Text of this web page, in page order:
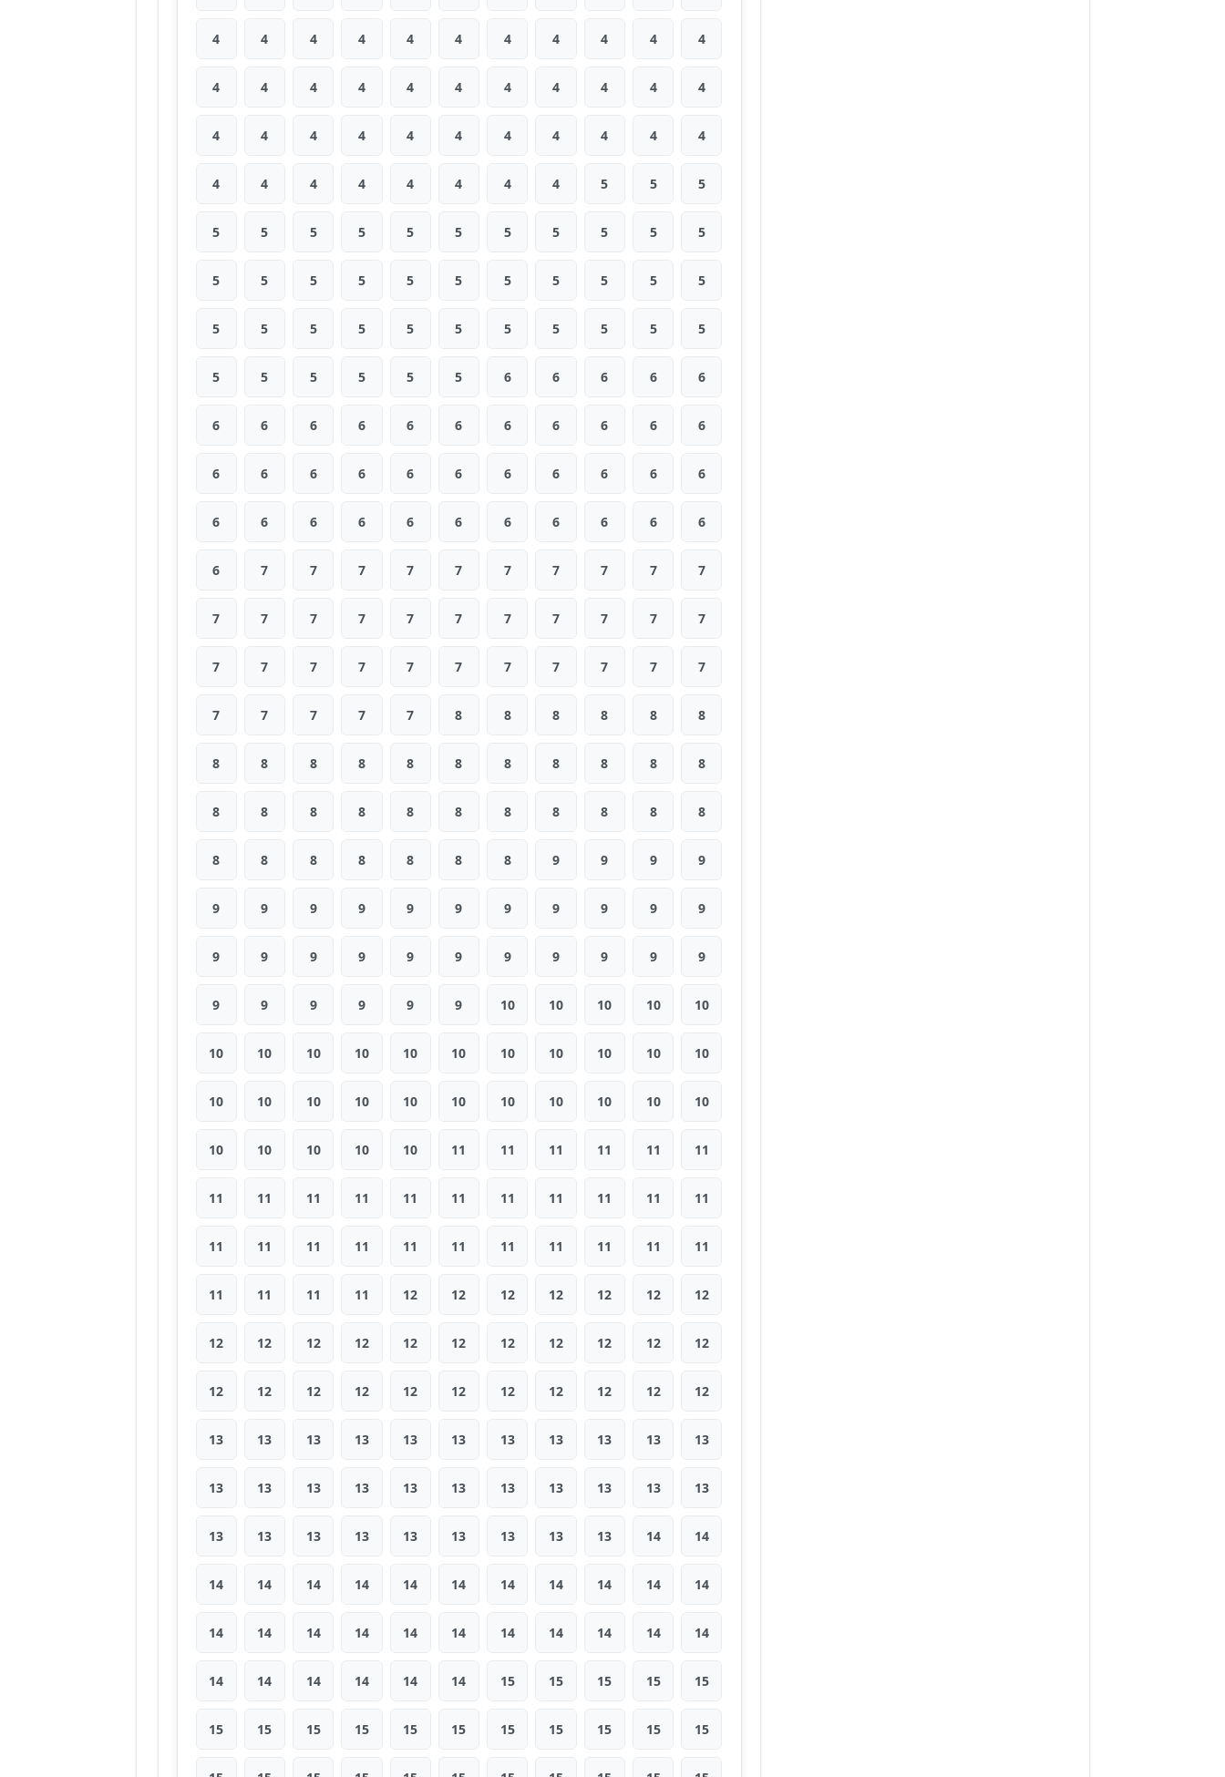
4 4 4 4 4 4 4 4 4 4 4
4 4 4 4 4 4 4 4 4 4 4
4 4 4 4 4 4 4 4 4 4 4
4 4 4 4 4 4 4 4 5 5 5
5 5 5 5 5 5 5 5 5 5 5
5 5 5 5 5 5 5 5 5 5 5
5 5 5 5 5 5 5 5 5 5 5
5 5 5 5 5 5 6 6 6 6 6
6 6 6 6 6 6 6 6 6 6 6
6 6 6 6 6 6 6 6 6 6 6
6 6 6 6 6 6 6 6 6 6 6
6 7 7 7 7 7 7 7 7 7 7
7 7 7 7 7 7 7 7 7 7 7
7 7 7 7 7 7 7 7 7 7 7
7 7 7 7 7 8 8 8 8 8 8
8 8 8 8 8 8 8 8 8 8 8
8 8 8 8 8 8 8 8 8 8 8
8 8 8 8 8 8 8 9 9 9 9
9 9 9 9 9 9 9 9 9 9 9
9 9 9 9 9 9 9 9 9 9 9
9 9 9 9 9 9 10 10 10 10 10
10 10 10 10 10 10 10 10 10 10 10
10 10 10 10 10 10 10 10 10 10 10
10 10 10 10 10 11 11 11 11 11 11
11 11 11 11 11 11 11 11 11 11 11
11 11 11 11 11 11 11 11 11 11 11
11 11 11 11 12 12 12 12 12 12 12
12 12 12 12 12 12 12 12 12 12 12
12 12 12 12 12 12 12 12 12 12 12
13 13 13 13 13 13 13 13 13 13 13
13 13 13 13 13 13 13 13 13 13 13
13 13 13 13 13 13 13 13 13 14 14
14 14 14 14 14 14 14 14 14 14 14
14 14 14 14 14 14 14 14 14 14 14
14 14 14 14 14 14 15 15 15 15 15
15 15 15 15 15 15 15 15 15 15 15